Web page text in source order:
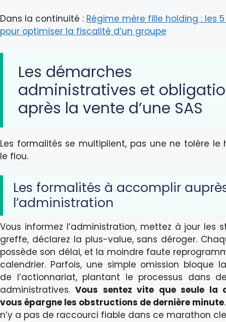
Dans la continuité : Régime mère fille holding : les
pour optimiser la fiscalité d’un groupe
Les démarches
administratives et
après la vente d’une SAS
Les formalités se multiplient, pas une ne tolère le
le flou.
Les formalités à accomplir
l’administration
Vous informez l’administration, mettez à jour les
greffe, déclarez la plus-value, sans déroger.
possède son délai, et la moindre faute
calendrier. Parfois, une simple omission bloque
de l’actionnariat, plantant le processus dans
administratives.Vous sentez vite que seule la
vous épargne les obstructions de dernière minute
n’y a pas de raccourci fiable dans ce marathon